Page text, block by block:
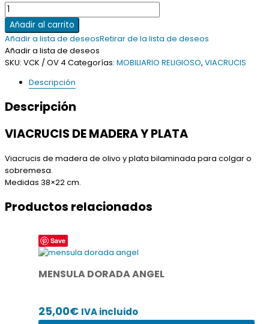
VIACRUCIS
DE
MADERA
Y
PLATA
cantidad
Añadir al carrito
Añadir a lista de deseosRetirar de la lista de deseos
Añadir a lista de deseos
SKU: VCK / OV 4 Categorías: MOBILIARIO RELIGIOSO, VIACRUCIS
Descripción
Descripción
VIACRUCIS DE MADERA Y PLATA
Viacrucis de madera de olivo y plata bilaminada para colgar o
sobremesa.
Medidas 38×22 cm.
Productos relacionados
Save
MENSULA DORADA ANGEL
25,00€ IVA incluido